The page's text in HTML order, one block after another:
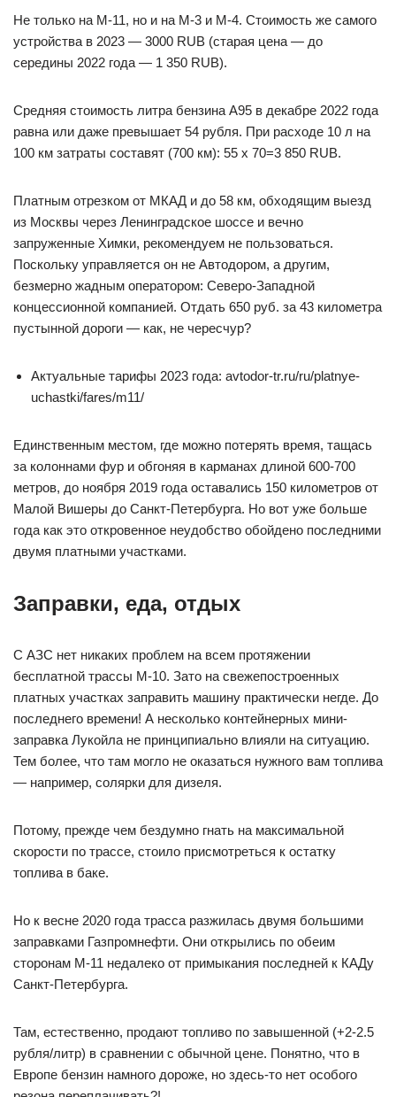
Не только на М-11, но и на М-3 и М-4. Стоимость же самого
устройства в 2023 — 3000 RUB (старая цена — до
середины 2022 года — 1 350 RUB).
Средняя стоимость литра бензина А95 в декабре 2022 года
равна или даже превышает 54 рубля. При расходе 10 л на
100 км затраты составят (700 км): 55 х 70=3 850 RUB.
Платным отрезком от МКАД и до 58 км, обходящим выезд
из Москвы через Ленинградское шоссе и вечно
запруженные Химки, рекомендуем не пользоваться.
Поскольку управляется он не Автодором, а другим,
безмерно жадным оператором: Северо-Западной
концессионной компанией. Отдать 650 руб. за 43 километра
пустынной дороги — как, не чересчур?
Актуальные тарифы 2023 года: avtodor-tr.ru/ru/platnye-
uchastki/fares/m11/
Единственным местом, где можно потерять время, тащась
за колоннами фур и обгоняя в карманах длиной 600-700
метров, до ноября 2019 года оставались 150 километров от
Малой Вишеры до Санкт-Петербурга. Но вот уже больше
года как это откровенное неудобство обойдено последними
двумя платными участками.
Заправки, еда, отдых
С АЗС нет никаких проблем на всем протяжении
бесплатной трассы М-10. Зато на свежепостроенных
платных участках заправить машину практически негде. До
последнего времени! А несколько контейнерных мини-
заправка Лукойла не принципиально влияли на ситуацию.
Тем более, что там могло не оказаться нужного вам топлива
— например, солярки для дизеля.
Потому, прежде чем бездумно гнать на максимальной
скорости по трассе, стоило присмотреться к остатку
топлива в баке.
Но к весне 2020 года трасса разжилась двумя большими
заправками Газпромнефти. Они открылись по обеим
сторонам М-11 недалеко от примыкания последней к КАДу
Санкт-Петербурга.
Там, естественно, продают топливо по завышенной (+2-2.5
рубля/литр) в сравнении с обычной цене. Понятно, что в
Европе бензин намного дороже, но здесь-то нет особого